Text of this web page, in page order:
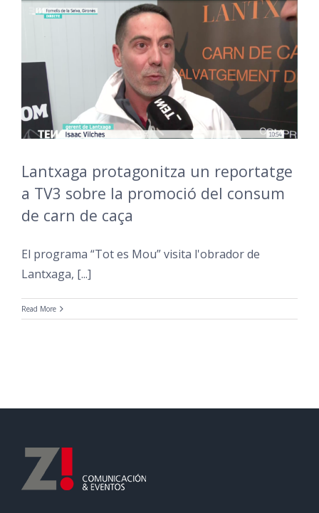
Lantxaga protagonitza un reportatge
a TV3 sobre la promoció del consum
de carn de caça
El programa “Tot es Mou” visita l'obrador de
Lantxaga, [...]
Read More